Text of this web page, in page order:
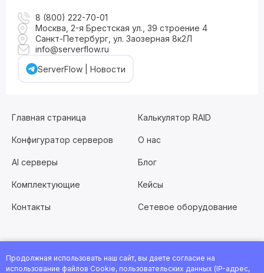
8 (800) 222-70-01
Москва, 2-я Брестская ул., 39 строение 4
Санкт-Петербург, ул. Заозерная 8к2Л
info@serverflow.ru
ServerFlow | Новости
Главная страница Калькулятор RAID
Конфигуратор серверов О нас
AI серверы Блог
Комплектующие Кейсы
Контакты Сетевое оборудование
Хотите работать с нами? Заполните анкету
Продолжная использовать наш сайт, вы даете согласие на
использование файлов Cookie, пользовательских данных (IP-адрес,